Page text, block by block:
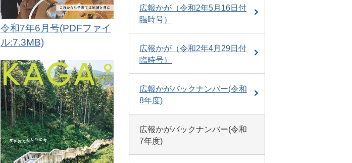
令和7年6月号(PDFファイ
ル:7.3MB)
広報かが（令和2年5月16日付
臨時号）
広報かが（令和2年4月29日付
臨時号）
広報かがバックナンバー(令和
8年度)
広報かがバックナンバー(令和
7年度)